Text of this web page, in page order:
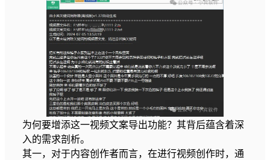
为何要增添这一视频文案导出功能？其背后蕴含着深
入的需求剖析。
其一，对于内容创作者而言，在进行视频创作时，通